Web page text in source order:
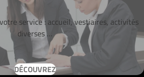
service : accueil, vestiaires, activités
diverses …
DÉCOUVREZ